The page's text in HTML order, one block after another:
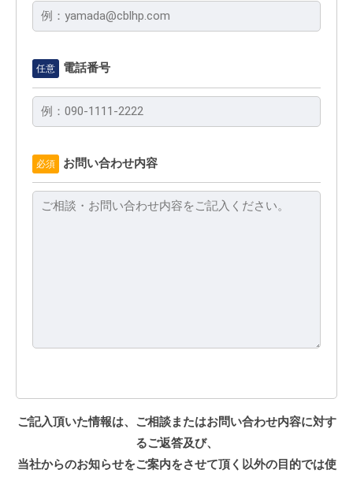
任意 電話番号
必須 お問い合わせ内容
ご記入頂いた情報は、ご相談またはお問い合わせ内容に対す
るご返答及び、
当社からのお知らせをご案内をさせて頂く以外の目的では使